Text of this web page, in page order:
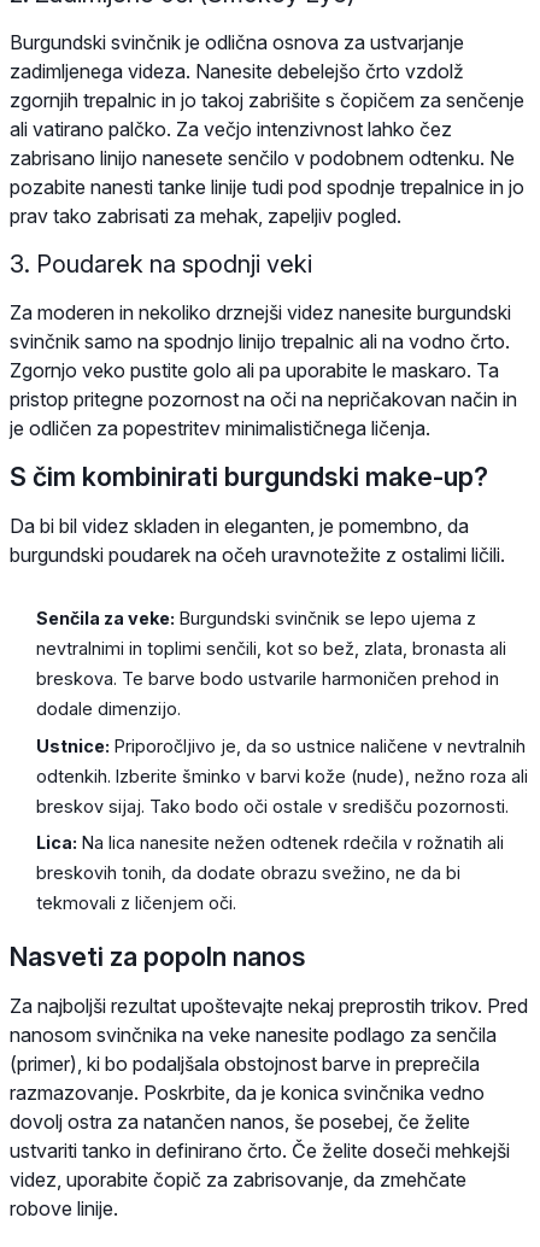
Burgundski svinčnik je odlična osnova za ustvarjanje
zadimljenega videza. Nanesite debelejšo črto vzdolž
zgornjih trepalnic in jo takoj zabrišite s čopičem za senčenje
ali vatirano palčko. Za večjo intenzivnost lahko čez
zabrisano linijo nanesete senčilo v podobnem odtenku. Ne
pozabite nanesti tanke linije tudi pod spodnje trepalnice in jo
prav tako zabrisati za mehak, zapeljiv pogled.
3. Poudarek na spodnji veki
Za moderen in nekoliko drznejši videz nanesite burgundski
svinčnik samo na spodnjo linijo trepalnic ali na vodno črto.
Zgornjo veko pustite golo ali pa uporabite le maskaro. Ta
pristop pritegne pozornost na oči na nepričakovan način in
je odličen za popestritev minimalističnega ličenja.
S čim kombinirati burgundski make-up?
Da bi bil videz skladen in eleganten, je pomembno, da
burgundski poudarek na očeh uravnotežite z ostalimi ličili.
Senčila za veke: Burgundski svinčnik se lepo ujema z
nevtralnimi in toplimi senčili, kot so bež, zlata, bronasta ali
breskova. Te barve bodo ustvarile harmoničen prehod in
dodale dimenzijo.
Ustnice: Priporočljivo je, da so ustnice naličene v nevtralnih
odtenkih. Izberite šminko v barvi kože (nude), nežno roza ali
breskov sijaj. Tako bodo oči ostale v središču pozornosti.
Lica: Na lica nanesite nežen odtenek rdečila v rožnatih ali
breskovih tonih, da dodate obrazu svežino, ne da bi
tekmovali z ličenjem oči.
Nasveti za popoln nanos
Za najboljši rezultat upoštevajte nekaj preprostih trikov. Pred
nanosom svinčnika na veke nanesite podlago za senčila
(primer), ki bo podaljšala obstojnost barve in preprečila
razmazovanje. Poskrbite, da je konica svinčnika vedno
dovolj ostra za natančen nanos, še posebej, če želite
ustvariti tanko in definirano črto. Če želite doseči mehkejši
videz, uporabite čopič za zabrisovanje, da zmehčate
robove linije.